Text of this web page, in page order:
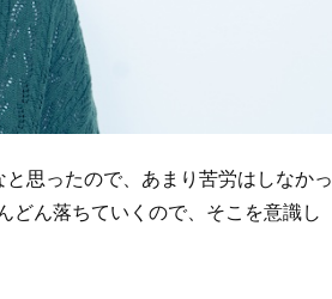
思ったので、あまり苦労はしなかっ
どん落ちていくので、そこを意識し